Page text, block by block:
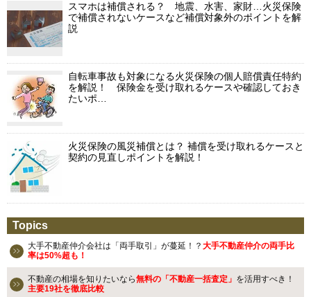
スマホは補償される？ 地震、水害、家財…火災保険
で補償されないケースなど補償対象外のポイントを解
説
自転車事故も対象になる火災保険の個人賠償責任特約
を解説！ 保険金を受け取れるケースや確認しておき
たいポ…
火災保険の風災補償とは？ 補償を受け取れるケースと
契約の見直しポイントを解説！
Topics
大手不動産仲介会社は「両手取引」が蔓延！？ 大手不動産仲介の両手比
率は50%超も！
不動産の相場を知りたいなら無料の「不動産一括査定」 を活用すべき！
主要19社を徹底比較